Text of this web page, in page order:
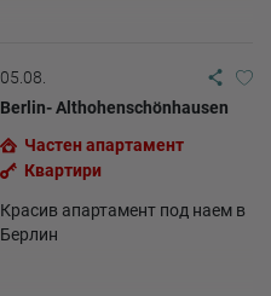
05.08.
Berlin- Althohenschönhausen
Частен апартамент
Квартири
Красив апартамент под наем в
Берлин